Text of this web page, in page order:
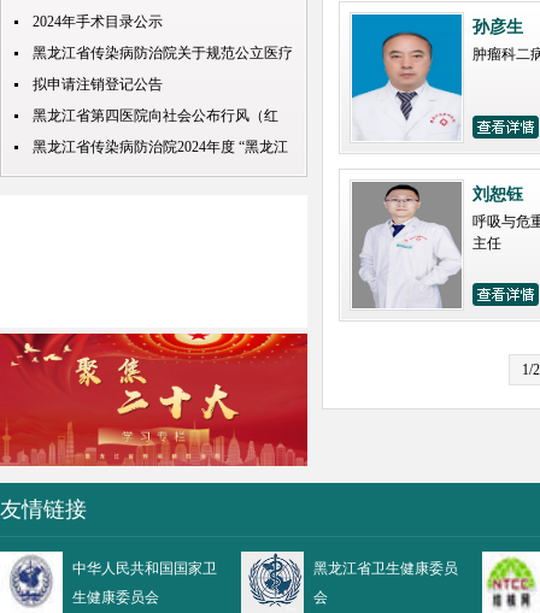
查检验结果互认项目的公示
2024年手术目录公示
黑龙江省传染病防治院关于规范公立医疗
机构预交金管理工作实施情况的通知
拟申请注销登记公告
黑龙江省第四医院向社会公布行风（红
包） 问题投诉举报电话
黑龙江省传染病防治院2024年度 “黑龙江
人才周”公开招聘 拟录取人员名单公示
孙彦生
肿瘤科二
刘恕钰
呼吸与危
主任
1/2
友情链接
中华人民共和国国家卫
生健康委员会
黑龙江省卫生健康委员
会